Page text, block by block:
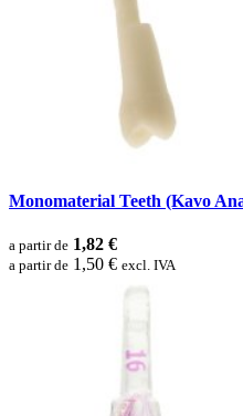
Monomaterial Teeth (Kavo
a partir de 1,82 €
a partir de 1,50 € excl. IVA